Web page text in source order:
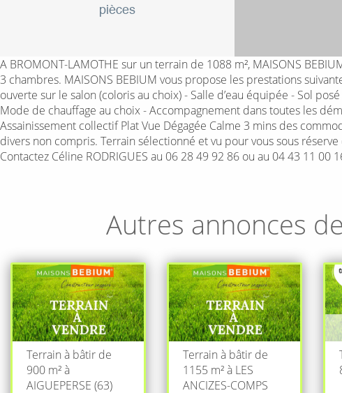
pièces
A BROMONT-LAMOTHE sur un terrain de 1088 m², MAISONS
3 chambres. MAISONS BEBIUM vous propose les prestations
ouverte sur le salon (coloris au choix) - Salle d’eau équipée - Sol
Mode de chauffage au choix - Accompagnement dans toutes les
Assainissement collectif Plat Vue Dégagée Calme 3 mins des
divers non compris. Terrain sélectionné et vu pour vous sous
Contactez Céline RODRIGUES au 06 28 49 92 86 ou au 04 43 11
Autres annonces
Terrain à bâtir de
900 m² à
AIGUEPERSE (63)
Terrain à bâtir de
1155 m² à LES
ANCIZES-COMPS